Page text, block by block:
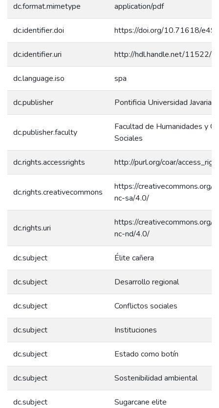
dc.format.mimetype application/pdf
dc.identifier.doi https://doi.org/10.71618/
dc.identifier.uri http://hdl.handle.net/11522/
dc.language.iso spa
dc.publisher Pontificia Universidad
dc.publisher.faculty
Facultad de Humanidades y
Sociales
dc.rights.accessrights http://purl.org/coar/
dc.rights.creativecommons
https://creativecommons.org/
nc-sa/4.0/
dc.rights.uri
https://creativecommons.org/
nc-nd/4.0/
dc.subject Élite cañera
dc.subject Desarrollo regional
dc.subject Conflictos sociales
dc.subject Instituciones
dc.subject Estado como botín
dc.subject Sostenibilidad ambiental
dc.subject Sugarcane elite